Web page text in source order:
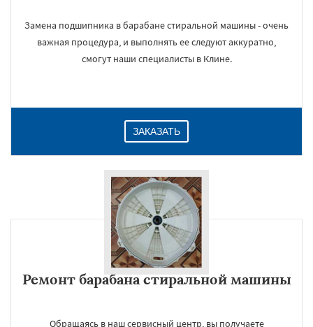
Замена подшипника в барабане стиральной машины - очень
важная процедура, и выполнять ее следуют аккуратно,
смогут наши специалисты в Клине.
ЗАКАЗАТЬ
Ремонт барабана стиральной машины
Обращаясь в наш сервисный центр, вы получаете